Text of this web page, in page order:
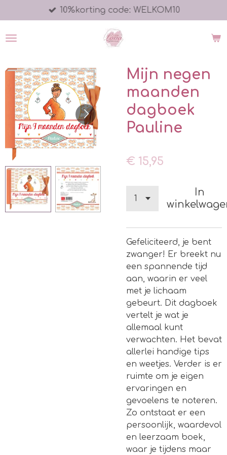
direct
naar
10%korting code: WELKOM10
Mijn negen
maanden
dagboek
Pauline
€ 15,95
In
Gefeliciteerd, je bent
zwanger! Er breekt nu
een spannende tijd
aan, waarin er veel
met je lichaam
gebeurt. Dit dagboek
vertelt je wat je
allemaal kunt
verwachten. Het bevat
allerlei handige tips
en weetjes. Verder is er
ruimte om je eigen
ervaringen en
gevoelens te noteren.
Zo ontstaat er een
persoonlijk, waardevol
en leerzaam boek,
waar je tijdens maar